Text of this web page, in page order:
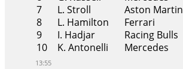
7
L. Stroll Aston Martin
8
L. Hamilton Ferrari
9
I. Hadjar Racing Bulls
10
K. Antonelli Mercedes
13:55